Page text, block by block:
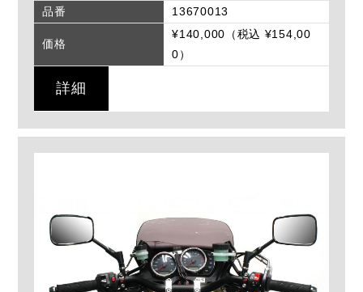
品番
13670013
価格
¥140,000（税込 ¥154,00
0）
詳細